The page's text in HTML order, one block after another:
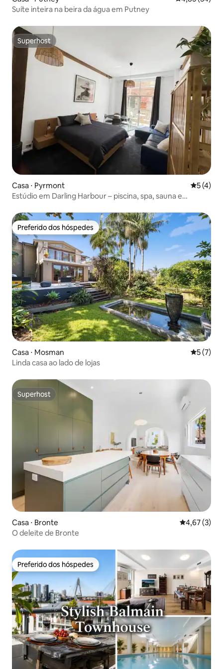
Suíte inteira na beira da água em Putney
Superhost
Superhost
Casa ⋅ Pyrmont 5 de
5 (4)
Estúdio em Darling Harbour – piscina, spa, sauna e
Preferido dos hóspedes
Preferido dos hóspedes
Casa ⋅ Mosman 5 de
5 (7)
Linda casa ao lado de lojas
Superhost
Superhost
Casa ⋅ Bronte 4,67 de
4,67 (3)
O deleite de Bronte
Preferido dos hóspedes
Preferido dos hóspedes